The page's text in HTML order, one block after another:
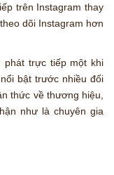
trên Instagram thay
dõi Instagram hơn
phát trực tiếp một khi
bật trước nhiều đối
thức về thương hiệu,
như là chuyên gia